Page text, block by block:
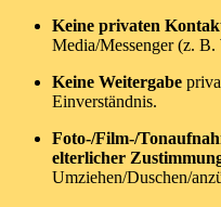
Keine privaten
Media/Messenger (z.
Keine Weitergabe
Einverständnis.
Foto-/Film-/
elterlicher
Umziehen/Duschen/